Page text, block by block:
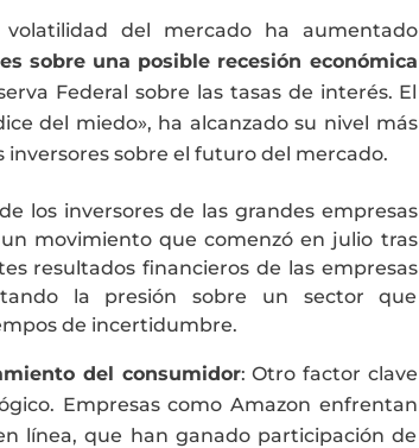
del mercado ha aumentado
sobre una posible recesión económica
Federal sobre las tasas de interés. El
del miedo», ha alcanzado su nivel más
inversores sobre el futuro del mercado​.
los inversores de las grandes empresas
movimiento que comenzó en julio tras
resultados financieros de las empresas
la presión sobre un sector que
de incertidumbre.
del consumidor: Otro factor clave
Empresas como Amazon enfrentan
línea, que han ganado participación de